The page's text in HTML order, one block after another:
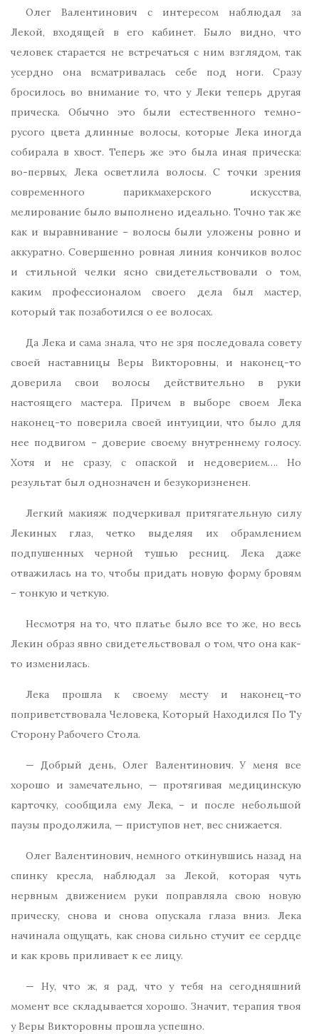
Олег Валентинович с интересом наблюдал за
Лекой, входящей в его кабинет. Было видно, что
человек старается не встречаться с ним взглядом, так
усердно она всматривалась себе под ноги. Сразу
бросилось во внимание то, что у Леки теперь другая
прическа. Обычно это были естественного темно-
русого цвета длинные волосы, которые Лека иногда
собирала в хвост. Теперь же это была иная прическа:
во-первых, Лека осветлила волосы. С точки зрения
современного парикмахерского искусства,
мелирование было выполнено идеально. Точно так же
как и выравнивание – волосы были уложены ровно и
аккуратно. Совершенно ровная линия кончиков волос
и стильной челки ясно свидетельствовали о том,
каким профессионалом своего дела был мастер,
который так позаботился о ее волосах.
Да Лека и сама знала, что не зря последовала совету
своей наставницы Веры Викторовны, и наконец-то
доверила свои волосы действительно в руки
настоящего мастера. Причем в выборе своем Лека
наконец-то поверила своей интуиции, что было для
нее подвигом – доверие своему внутреннему голосу.
Хотя и не сразу, с опаской и недоверием…. Но
результат был однозначен и безукоризненен.
Легкий макияж подчеркивал притягательную силу
Лекиных глаз, четко выделяя их обрамлением
подпушенных черной тушью ресниц. Лека даже
отважилась на то, чтобы придать новую форму бровям
– тонкую и четкую.
Несмотря на то, что платье было все то же, но весь
Лекин образ явно свидетельствовал о том, что она как-
то изменилась.
Лека прошла к своему месту и наконец-то
поприветствовала Человека, Который Находился По Ту
Сторону Рабочего Стола.
— Добрый день, Олег Валентинович. У меня все
хорошо и замечательно, — протягивая медицинскую
карточку, сообщила ему Лека, – и после небольшой
паузы продолжила, — приступов нет, вес снижается.
Олег Валентинович, немного откинувшись назад на
спинку кресла, наблюдал за Лекой, которая чуть
нервным движением руки поправляла свою новую
прическу, снова и снова опускала глаза вниз. Лека
начинала ощущать, как снова сильно стучит ее сердце
и как кровь приливает к ее лицу.
— Ну, что ж, я рад, что у тебя на сегодняшний
момент все складывается хорошо. Значит, терапия твоя
у Веры Викторовны прошла успешно.